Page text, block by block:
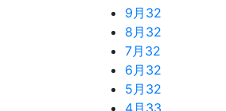
9月 32
8月 32
7月 32
6月 32
5月 32
4月 33